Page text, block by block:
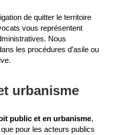
de quitter le territoire
vous représentent
Nous
les procédures d’asile ou
urbanisme
public et en urbanisme,
pour les acteurs publics